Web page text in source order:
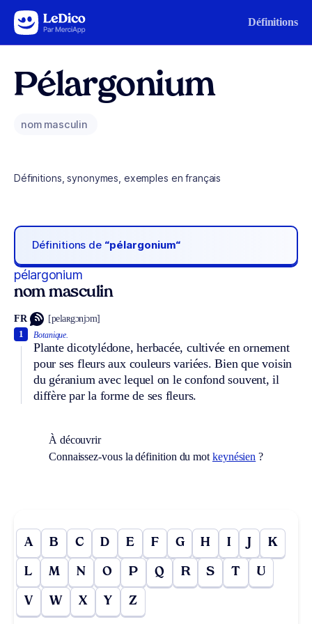
Aller au contenu Définitions
Pélargonium
nom masculin
Définitions, synonymes, exemples en français
Définitions de “pélargonium“
pélargonium
nom masculin
FR [pelaʀgɔnjɔm]
Botanique.
Plante dicotylédone, herbacée, cultivée en ornement
pour ses fleurs aux couleurs variées. Bien que voisin
du géranium avec lequel on le confond souvent, il
diffère par la forme de ses fleurs.
1
À découvrir
Connaissez-vous la définition du mot keynésien ?
A B C D E F G H I J K
L M N O P Q R S T U
V W X Y Z